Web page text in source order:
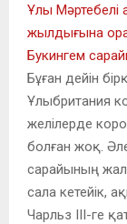
Ұлы Мәртебелі
жылдығына
Букингем
Бұған дейін
Ұлыбритания
желілерде
болған жоқ.
сарайының
сала кетейік,
Чарльз III-ге